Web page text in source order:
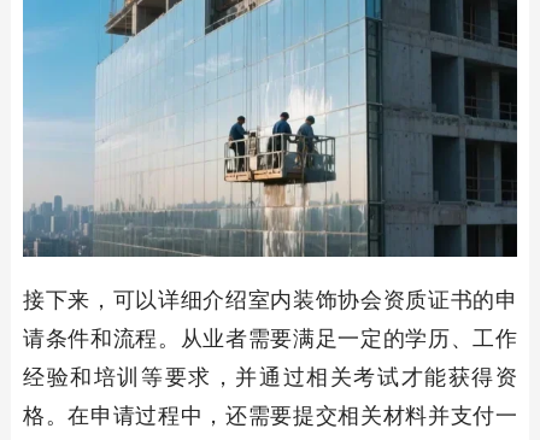
接下来，可以详细介绍室内装饰协会资质证书的申
请条件和流程。从业者需要满足一定的学历、工作
经验和培训等要求，并通过相关考试才能获得资
格。在申请过程中，还需要提交相关材料并支付一